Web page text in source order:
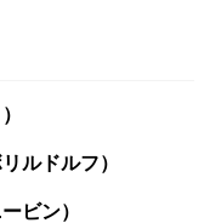
ルドルフ）
ビン）